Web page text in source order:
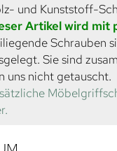
und Kunststoff-
Artikel wird mit
Schrauben
Sie sind
uns nicht getauscht.